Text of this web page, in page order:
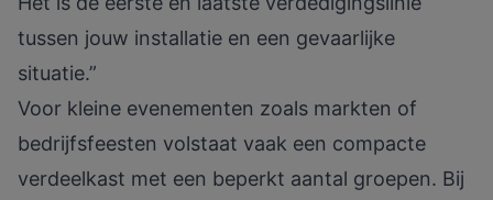
tussen jouw installatie en een gevaarlijke
situatie.”
Voor kleine evenementen zoals markten of
bedrijfsfeesten volstaat vaak een compacte
verdeelkast met een beperkt aantal groepen. Bij